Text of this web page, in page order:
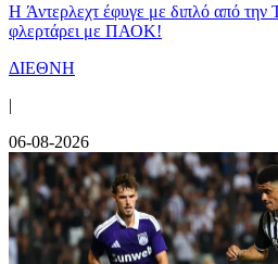
H Άντερλεχτ έφυγε με διπλό από
φλερτάρει με ΠΑΟΚ!
ΔΙΕΘΝΗ
|
06-08-2026